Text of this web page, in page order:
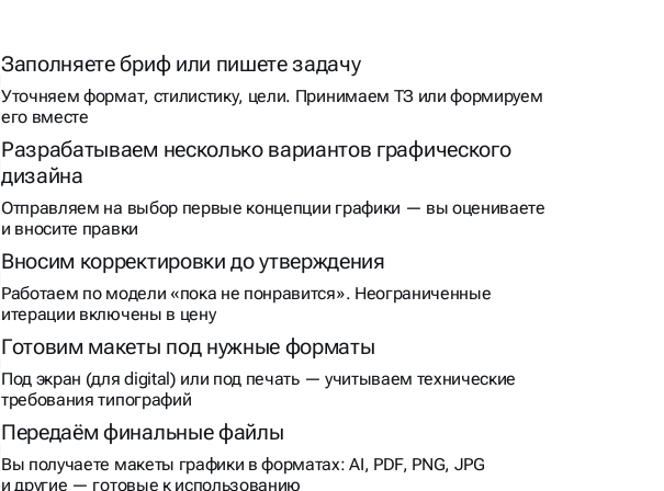
Заполняете бриф или пишете задачу
Уточняем формат, стилистику, цели. Принимаем ТЗ или формируем
его вместе
Разрабатываем несколько вариантов графического
дизайна
Отправляем на выбор первые концепции графики — вы оцениваете
и вносите правки
Вносим корректировки до утверждения
Работаем по модели «пока не понравится». Неограниченные
итерации включены в цену
Готовим макеты под нужные форматы
Под экран (для digital) или под печать — учитываем технические
требования типографий
Передаём финальные файлы
Вы получаете макеты графики в форматах: AI, PDF, PNG, JPG
и другие — готовые к использованию